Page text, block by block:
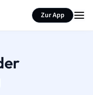
Zur App
Seite zusammenfassen